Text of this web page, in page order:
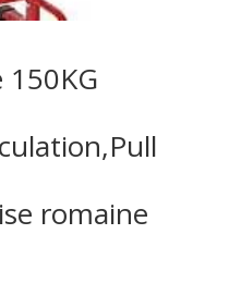
150KG
romaine